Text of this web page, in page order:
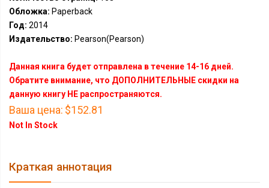
Обложка: Paperback
Год: 2014
Издательство: Pearson(Pearson)
Данная книга будет отправлена в течение 14-16 дней.
Обратите внимание, что ДОПОЛНИТЕЛЬНЫЕ скидки на
данную книгу НЕ распространяются.
Ваша цена: $152.81
Not In Stock
Краткая аннотация